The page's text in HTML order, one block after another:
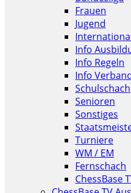
Frauen
Jugend
Info
Info Regeln
Info
Schulschach
Senioren
Sonstiges
Turniere
WM / EM
Fernschach
ChessBase